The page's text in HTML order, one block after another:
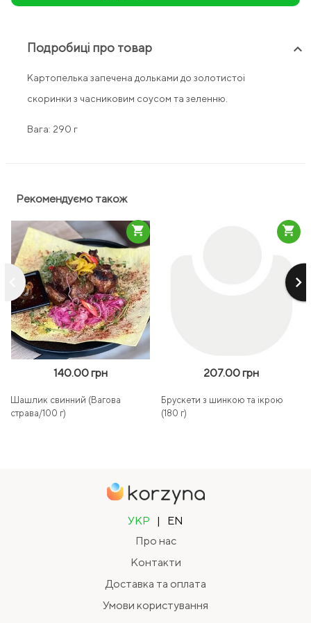
Подробиці про товар keyboard_arrow_up
Картопелька запечена дольками до золотистоі
скоринки з часниковим соусом та зеленню.
Вага: 290 г
Рекомендуємо також
keyboard_arrow_right
140.00 грн
Шашлик свинний (Вагова
страва/100 г)
shopping_cart
207.00 грн
Брускети з шинкою та ікрою
(180 г)
shopping_cart
УКР |
EN
Про нас
Контакти
Доставка та оплата
Умови користування